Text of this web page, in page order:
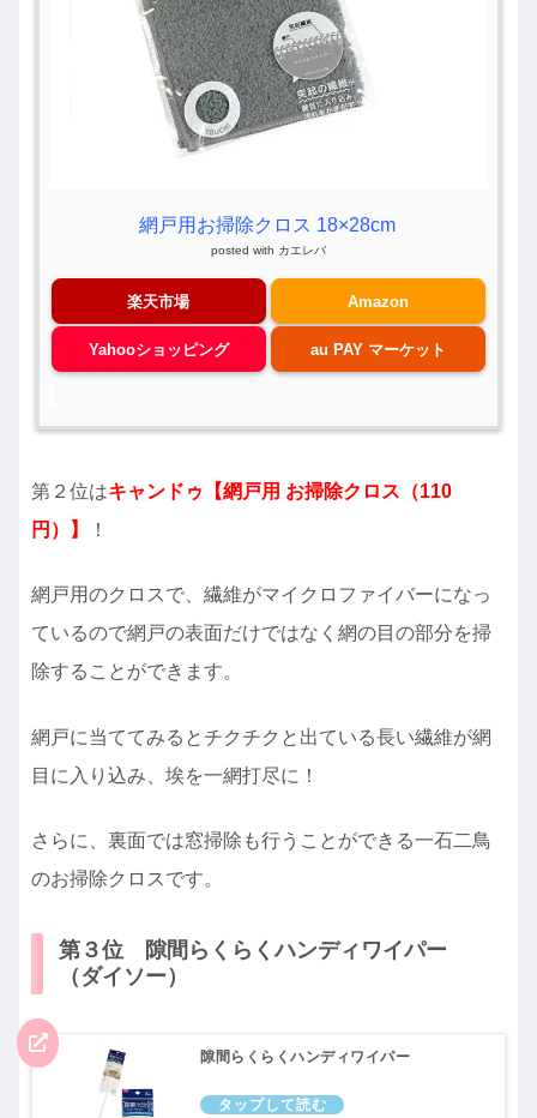
網戸用お掃除クロス 18×28cm
posted with カエレバ
楽天市場 Amazon
Yahooショッピング au PAY マーケット
第２位はキャンドゥ【網戸用 お掃除クロス（110
円）】
！
網戸用のクロスで、繊維がマイクロファイバーになっ
ているので網戸の表面だけではなく網の目の部分を掃
除することができます。
網戸に当ててみるとチクチクと出ている長い繊維が網
目に入り込み、埃を一網打尽に！
さらに、裏面では窓掃除も行うことができる一石二鳥
のお掃除クロスです。
第３位 隙間らくらくハンディワイパー
（ダイソー）
隙間らくらくハンディワイパー